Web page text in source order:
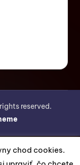
reserved.
chod cookies.